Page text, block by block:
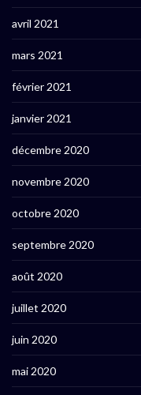
avril 2021
mars 2021
février 2021
janvier 2021
décembre 2020
novembre 2020
octobre 2020
septembre 2020
août 2020
juillet 2020
juin 2020
mai 2020